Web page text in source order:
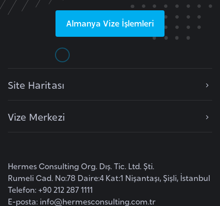
Almanya Vize İşlemleri
Site Haritası
Vize Merkezi
Hermes Consulting Org. Dış. Tic. Ltd. Şti.
Rumeli Cad. No:78 Daire:4 Kat:1 Nişantaşı, Şişli, İstanbul
Telefon: +90 212 287 1111
E-posta: info@hermesconsulting.com.tr
d
Ç
u
m
h